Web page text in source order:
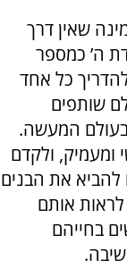
שאין דרך
ה’ כמספר
כל אחד
שותפים
בעולם המעשה.
ומעמיק, ולקדם
להביא את הבנים
לראות אותם
בחייהם